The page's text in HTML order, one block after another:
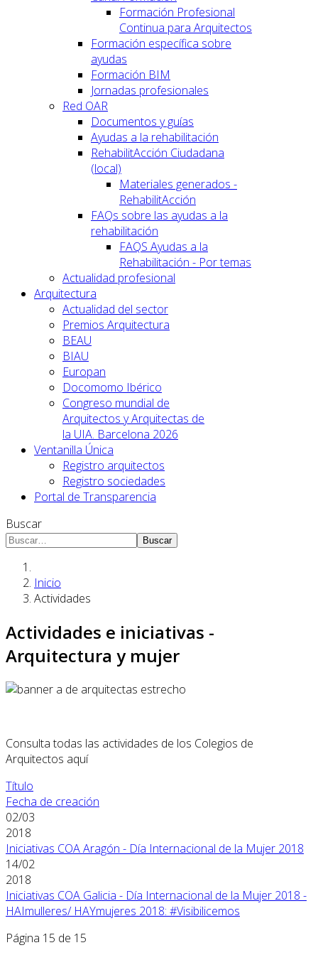
Formación Profesional
Continua para Arquitectos
Formación específica sobre
ayudas
Formación BIM
Jornadas profesionales
Red OAR
Documentos y guías
Ayudas a la rehabilitación
RehabilitAcción Ciudadana
(local)
Materiales generados -
RehabilitAcción
FAQs sobre las ayudas a la
rehabilitación
FAQS Ayudas a la
Rehabilitación - Por temas
Actualidad profesional
Arquitectura
Actualidad del sector
Premios Arquitectura
BEAU
BIAU
Europan
Docomomo Ibérico
Congreso mundial de
Arquitectos y Arquitectas de
la UIA. Barcelona 2026
Ventanilla Única
Registro arquitectos
Registro sociedades
Portal de Transparencia
Buscar
Buscar
Inicio
Actividades
Actividades e iniciativas -
Arquitectura y mujer
Consulta todas las actividades de los Colegios de
Arquitectos aquí
Título
Fecha de creación
02/03
2018
Iniciativas COA Aragón - Día Internacional de la Mujer 2018
14/02
2018
Iniciativas COA Galicia - Día Internacional de la Mujer 2018 -
HAImulleres/ HAYmujeres 2018: #Visibilicemos
Página 15 de 15